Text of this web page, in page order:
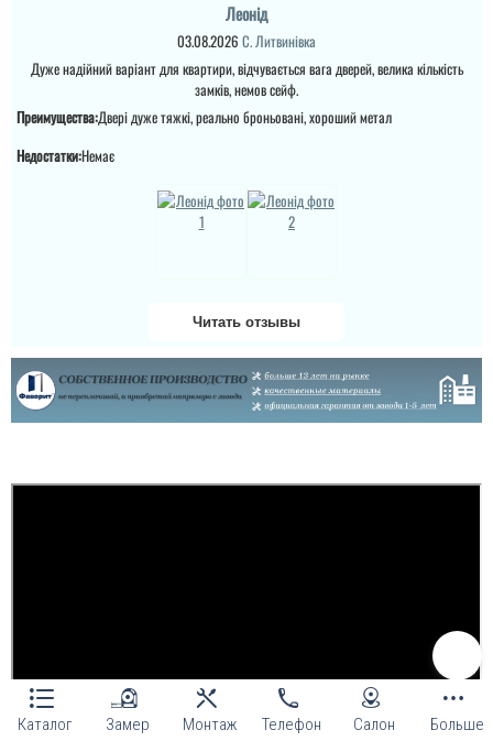
Каталог Замер Монтаж Телефон Салон Больше
Леонід
03.08.2026 С. Литвинівка
Дуже надійний варіант для квартири, відчувається вага дверей, велика кількість
замків, немов сейф.
Преимущества:Двері дуже тяжкі, реально броньовані, хороший метал
Недостатки:Немає
Читать отзывы